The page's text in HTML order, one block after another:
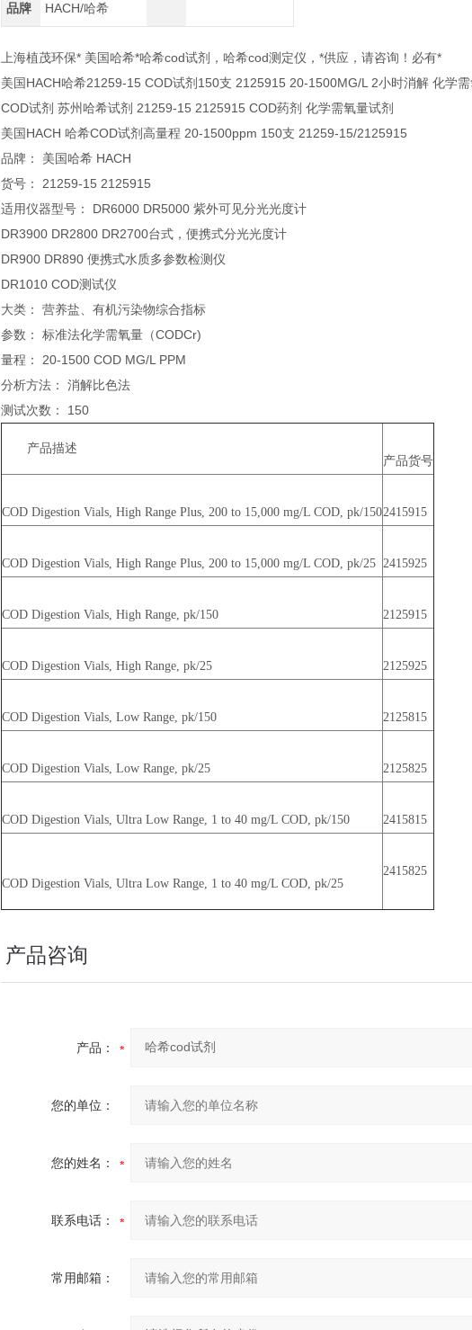
品牌 HACH/哈希
上海植茂环保* 美国哈希*哈希cod试剂，哈希cod测定仪，*供应，请咨询！必有*
美国HACH哈希21259-15 COD试剂150支 2125915 20-1500MG/L 2小时消解 化学
COD试剂 苏州哈希试剂 21259-15 2125915 COD药剂 化学需氧量试剂
美国HACH 哈希COD试剂高量程 20-1500ppm 150支 21259-15/2125915
品牌： 美国哈希 HACH
货号： 21259-15 2125915
适用仪器型号： DR6000 DR5000 紫外可见分光光度计
DR3900 DR2800 DR2700台式，便携式分光光度计
DR900 DR890 便携式水质多参数检测仪
DR1010 COD测试仪
大类： 营养盐、有机污染物综合指标
参数： 标准法化学需氧量（CODCr)
量程： 20-1500 COD MG/L PPM
分析方法： 消解比色法
测试次数： 150
产品描述
产品货号
COD Digestion Vials, High Range Plus, 200 to 15,000 mg/L COD, pk/1502415915
COD Digestion Vials, High Range Plus, 200 to 15,000 mg/L COD, pk/25 2415925
COD Digestion Vials, High Range, pk/150 2125915
COD Digestion Vials, High Range, pk/25 2125925
COD Digestion Vials, Low Range, pk/150 2125815
COD Digestion Vials, Low Range, pk/25 2125825
COD Digestion Vials, Ultra Low Range, 1 to 40 mg/L COD, pk/150 2415815
COD Digestion Vials, Ultra Low Range, 1 to 40 mg/L COD, pk/25
2415825
产品咨询
产品：
您的单位：
您的姓名：
联系电话：
常用邮箱：